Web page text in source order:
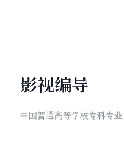
影视编导
中国普通高等学校专科专业